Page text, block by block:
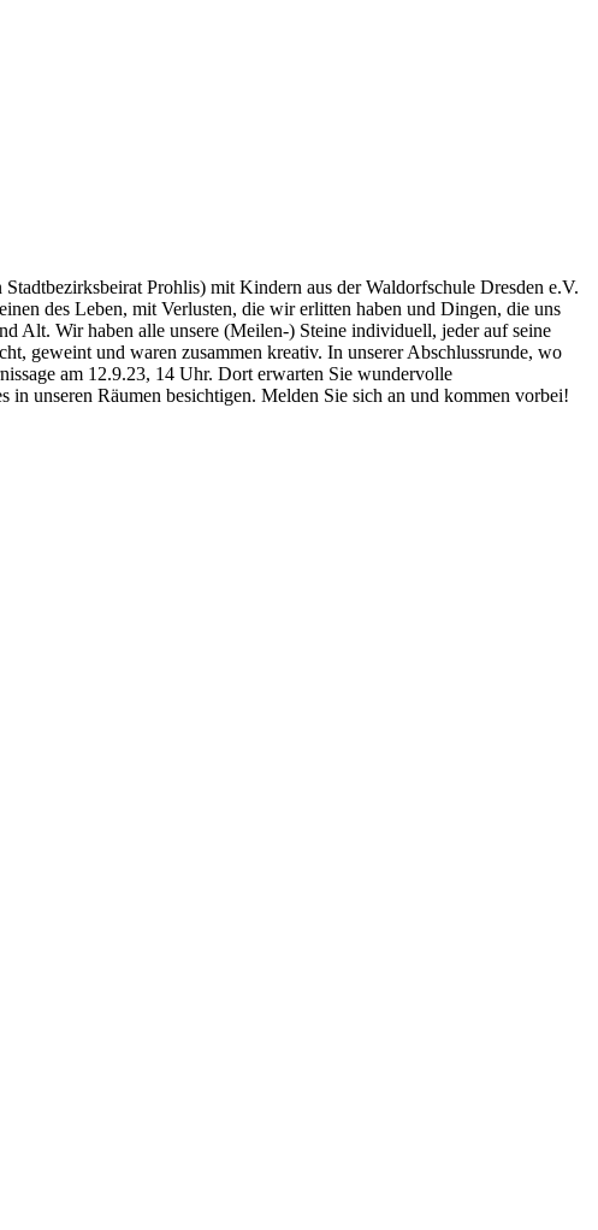
Prohlis) mit Kindern aus der Waldorfschule Dresden e.V.
des Leben, mit Verlusten, die wir erlitten haben und Dingen, die uns
Alt. Wir haben alle unsere (Meilen-) Steine individuell, jeder auf seine
geweint und waren zusammen kreativ. In unserer Abschlussrunde, wo
am 12.9.23, 14 Uhr. Dort erwarten Sie wundervolle
in unseren Räumen besichtigen. Melden Sie sich an und kommen vorbei!